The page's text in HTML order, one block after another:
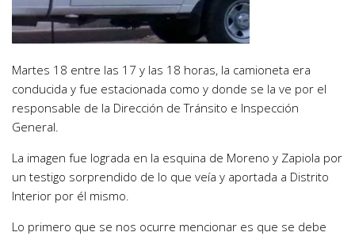
Martes 18 entre las 17 y las 18 horas, la camioneta era
conducida y fue estacionada como y donde se la ve por el
responsable de la Dirección de Tránsito e Inspección
General.
La imagen fue lograda en la esquina de Moreno y Zapiola por
un testigo sorprendido de lo que veía y aportada a Distrito
Interior por él mismo.
Lo primero que se nos ocurre mencionar es que se debe